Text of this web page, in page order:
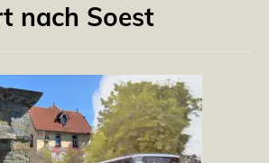
nach Soest